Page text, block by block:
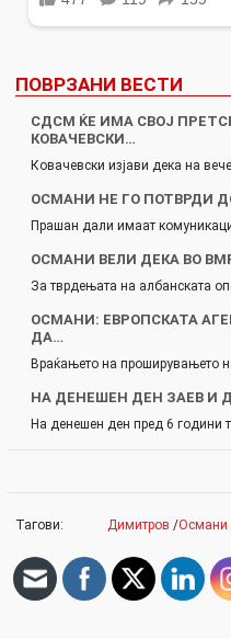
ПОВРЗАНИ ВЕСТИ
СДСМ ЌЕ ИМА СВОЈ
КОВАЧЕВСКИ…
Ковачевски изјави дека на
ОСМАНИ НЕ ГО ПОТВРДИ
Прашан дали имаат
ОСМАНИ ВЕЛИ ДЕКА ВО
За тврдењата на албанската
ОСМАНИ: ЕВРОПСКАТА
ДА…
Враќањето на проширувањето
НА ДЕНЕШЕН ДЕН ЗАЕВ И
На денешен ден пред 6 години
Тагови: Димитров /Османи